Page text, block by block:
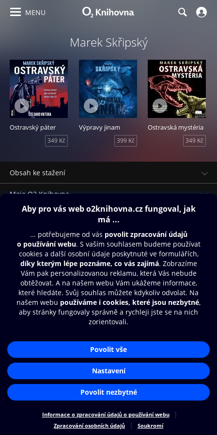
MENU
Marek Skřipský
Ostravský páter
349 Kč
Výpravy jinam
399 Kč
Ostravská mystéria
349 Kč
Obsah ke stažení
Moje O2 Knihovna
Další zábava
© O2 Czech Republic a.s.
Nákupní řád
Přístupnost
Zásady zpracování osobních údajů
Cookies
Aplikace O2 Knihovna
Čti a poslouchej své e-knihy a
audioknihy rychleji a pohodlněji.